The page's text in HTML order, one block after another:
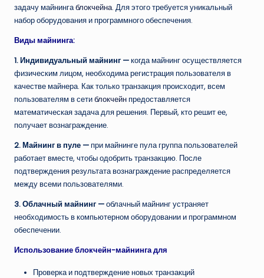
задачу майнингаблокчейна. Для этого требуется уникальный
набор оборудования и программного обеспечения.
Виды майнинга:
1. Индивидуальный майнинг —когда майнинг осуществляется
физическим лицом, необходима регистрация пользователя в
качестве майнера. Как только транзакция происходит, всем
пользователям в сетиблокчейнпредоставляется
математическая задача для решения. Первый, кто решит ее,
получает вознаграждение.
2. Майнинг в пуле —при майнинге пула группа пользователей
работает вместе, чтобы одобрить транзакцию. После
подтверждения результата вознаграждение распределяется
между всеми пользователями.
3. Облачный майнинг —облачный майнинг устраняет
необходимость в компьютерном оборудовании и программном
обеспечении.
Использование блокчейн-майнинга для
Проверка и подтверждение новых транзакций